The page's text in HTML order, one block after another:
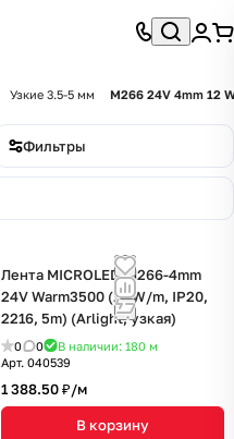
Узкие 3.5-5 мм M266 24V 4mm 12
Фильтры
Лента MICROLED-M266-4mm
24V Warm3500 (12 W/m, IP20,
2216, 5m) (Arlight, узкая)
0 0 В наличии: 180 м
Арт. 040539
1 388.50 ₽/м
В корзину